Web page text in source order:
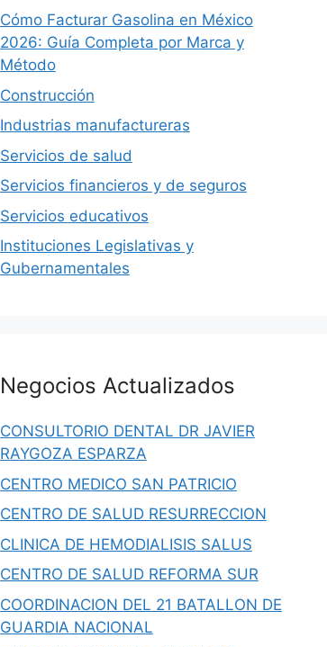
Salud Pública en Nuevo León 2026:
IMSS, Cuidar tu Salud y Salud
Regia
Guía 2026 de salud en Nuevo León: por
qué NL no está…
Cómo Facturar Gasolina en México
2026: Guía Completa por Marca y
Método
Construcción
Industrias manufactureras
Servicios de salud
Servicios financieros y de seguros
Servicios educativos
Instituciones Legislativas y
Gubernamentales
Negocios Actualizados
CONSULTORIO DENTAL DR JAVIER
RAYGOZA ESPARZA
CENTRO MEDICO SAN PATRICIO
CENTRO DE SALUD RESURRECCION
CLINICA DE HEMODIALISIS SALUS
CENTRO DE SALUD REFORMA SUR
COORDINACION DEL 21 BATALLON DE
GUARDIA NACIONAL